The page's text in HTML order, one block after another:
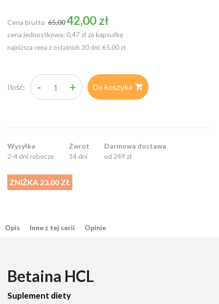
Cena brutto
Cena podstawowa
65,0042,00 zł
cena jednostkowa: 0,47 zł za kapsułkę
najniższa cena z ostatnich 30 dni: 65,00 zł
Ilość: - + Do koszyka 
Wysyłka
2-4 dni robocze
Zwrot
14 dni
Darmowa dostawa
od 249 zł
ZNIŻKA 23,00 ZŁ
Opis Inne z tej serii Opinie
Betaina HCL
Suplement diety